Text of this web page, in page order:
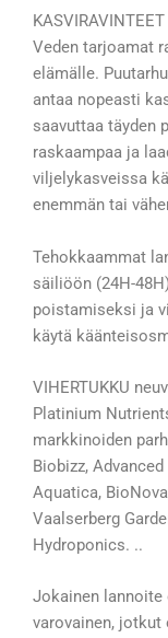
KASVIRAVINTEET
Veden tarjoamat
elämälle.
antaa nopeasti
saavuttaa täyden
raskaampaa ja
viljelykasveissa
enemmän tai
Tehokkaammat
säiliöön (24H-
poistamiseksi ja
käytä
VIHERTUKKU
Platinium
markkinoiden
Biobizz,
Aquatica,
Vaalserberg
Hydroponics. ..
Jokainen lannoite
varovainen, jotkut